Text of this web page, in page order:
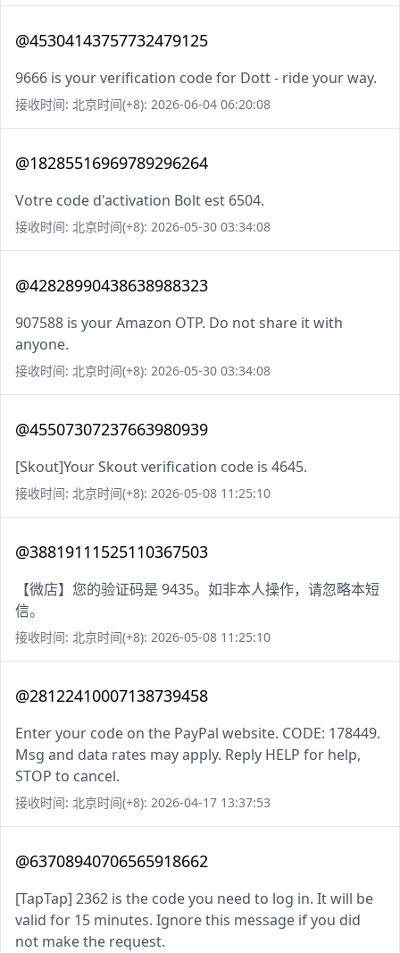
@45304143757732479125
9666 is your verification code for Dott - ride your way.
接收时间: 北京时间(+8): 2026-06-04 06:20:08
@18285516969789296264
Votre code d'activation Bolt est 6504.
接收时间: 北京时间(+8): 2026-05-30 03:34:08
@42828990438638988323
907588 is your Amazon OTP. Do not share it with
anyone.
接收时间: 北京时间(+8): 2026-05-30 03:34:08
@45507307237663980939
[Skout]Your Skout verification code is 4645.
接收时间: 北京时间(+8): 2026-05-08 11:25:10
@38819111525110367503
【微店】您的验证码是 9435。如非本人操作，请忽略本短
信。
接收时间: 北京时间(+8): 2026-05-08 11:25:10
@28122410007138739458
Enter your code on the PayPal website. CODE: 178449.
Msg and data rates may apply. Reply HELP for help,
STOP to cancel.
接收时间: 北京时间(+8): 2026-04-17 13:37:53
@63708940706565918662
[TapTap] 2362 is the code you need to log in. It will be
valid for 15 minutes. Ignore this message if you did
not make the request.